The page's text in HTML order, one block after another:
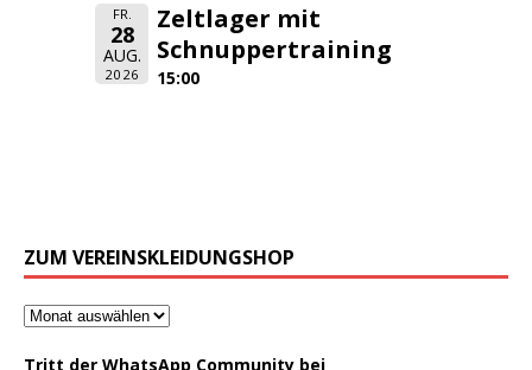
FR.
28
AUG.
2026
Zeltlager mit
Schnuppertraining
15:00
ZUM VEREINSKLEIDUNGSHOP
Tritt der WhatsApp Community bei